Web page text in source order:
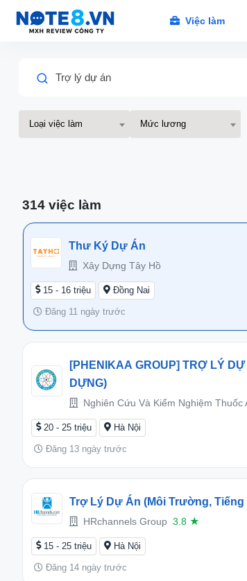
Việc làm
Trợ lý dự án
Loại việc làm Mức lương
314 việc làm
Thư Ký Dự Án
Xây Dựng Tây Hồ
15 - 16 triệu Đồng Nai
Đăng 11 ngày trước
[PHENIKAA GROUP] TRỢ LÝ
DỰNG)
Nghiên Cứu Và Kiểm Nghiệm Thuốc
20 - 25 triệu Hà Nội
Đăng 13 ngày trước
Trợ Lý Dự Án (Môi Trường, Tiếng
HRchannels Group 3.8 ★
15 - 25 triệu Hà Nội
Đăng 14 ngày trước